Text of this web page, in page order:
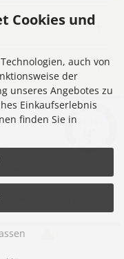
es bei
Cookies und
auch von
der
unseres Angebotes zu
Einkaufserlebnis
finden Sie in